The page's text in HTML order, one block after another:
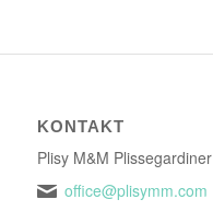
KONTAKT
Plisy M&M Plissegardiner
office@plisymm.com